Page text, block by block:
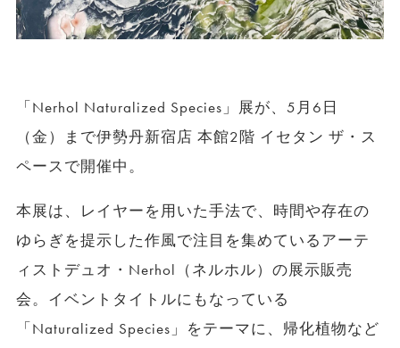
「Nerhol Naturalized Species」展が、5月6日
（金）まで伊勢丹新宿店 本館2階 イセタン ザ・ス
ペースで開催中。
本展は、レイヤーを⽤いた⼿法で、時間や存在の
ゆらぎを提⽰した作風で注⽬を集めているアーテ
ィストデュオ・Nerhol（ネルホル）の展示販売
会。イベントタイトルにもなっている
「Naturalized Species」をテーマに、帰化植物など